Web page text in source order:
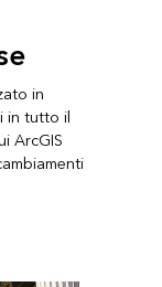
in
in tutto il
ArcGIS